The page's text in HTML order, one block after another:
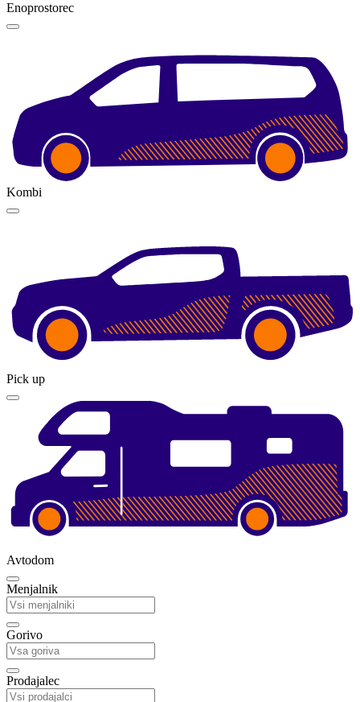
Enoprostorec
Kombi
Pick up
Avtodom
Menjalnik
Gorivo
Prodajalec